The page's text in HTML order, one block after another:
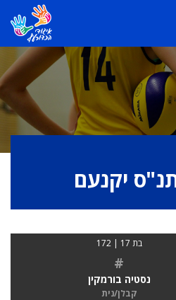
יקנעם
בת 17 | 172
#
נסטיה בורמקין
קבלן/נית